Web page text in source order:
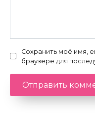
Сохранить моё имя,
браузере для